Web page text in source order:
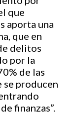
que
aporta una
que en
delitos
por la
de las
se producen
finanzas”.